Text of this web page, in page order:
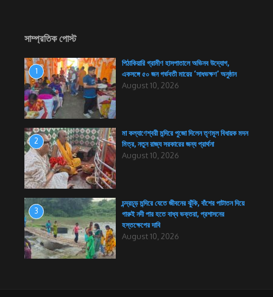
সাম্প্রতিক পোস্ট
1
পিঠাকিয়ারি গ্রামীণ হাসপাতালে অভিনব উদ্যোগ,
একসঙ্গে ৫০ জন গর্ভবতী মায়ের ‘সাধভক্ষণ’ অনুষ্ঠান
August 10, 2026
2
মা কল্যাণেশ্বরী মন্দিরে পুজো দিলেন তৃণমূল বিধায়ক মদন
মিত্র, নতুন রাজ্য সরকারের জন্য প্রার্থনা
August 10, 2026
3
চন্দ্রচূড় মন্দিরে যেতে জীবনের ঝুঁকি, বাঁশের পাটাতন দিয়ে
গারুই নদী পার হতে বাধ্য ভক্তরা, প্রশাসনের
হস্তক্ষেপের দাবি
August 10, 2026